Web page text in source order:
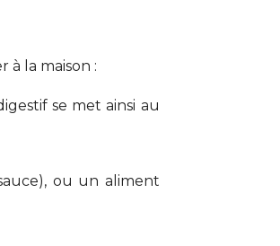
à la maison :
se met ainsi au
ou un aliment